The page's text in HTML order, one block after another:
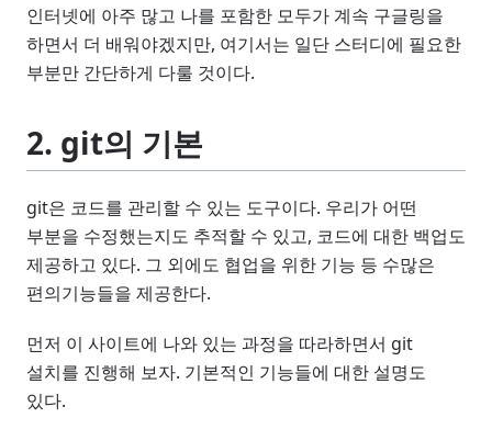
인터넷에 아주 많고 나를 포함한 모두가 계속 구글링을
하면서 더 배워야겠지만, 여기서는 일단 스터디에 필요한
부분만 간단하게 다룰 것이다.
2. git의 기본
git은 코드를 관리할 수 있는 도구이다. 우리가 어떤
부분을 수정했는지도 추적할 수 있고, 코드에 대한 백업도
제공하고 있다. 그 외에도 협업을 위한 기능 등 수많은
편의기능들을 제공한다.
먼저 이 사이트에 나와 있는 과정을 따라하면서 git
설치를 진행해 보자. 기본적인 기능들에 대한 설명도
있다.